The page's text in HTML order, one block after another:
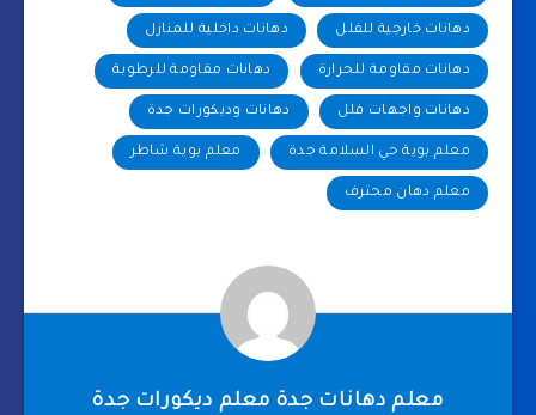
دهانات خارجية للفلل دهانات داخلية للمنازل
دهانات مقاومة للحرارة دهانات مقاومة للرطوبة
دهانات واجهات فلل دهانات وديكورات جدة
معلم بوية حي السلامة جدة معلم بوية شاطر
معلم دهان محترف
معلم دهانات جدة معلم ديكورات جدة